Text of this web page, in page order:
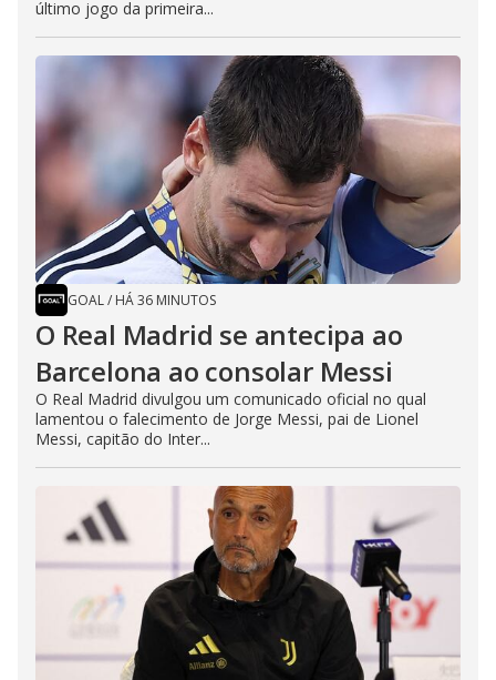
último jogo da primeira...
GOAL/ HÁ 36 MINUTOS
O Real Madrid se antecipa ao
Barcelona ao consolar Messi
O Real Madrid divulgou um comunicado oficial no qual
lamentou o falecimento de Jorge Messi, pai de Lionel
Messi, capitão do Inter...